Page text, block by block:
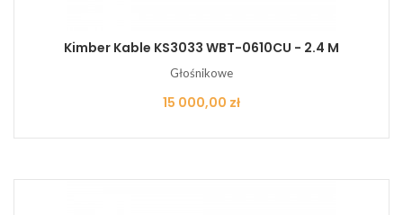
Kimber Kable KS3033 WBT-0610CU - 2.4 M
Głośnikowe
Cena
15 000,00 zł